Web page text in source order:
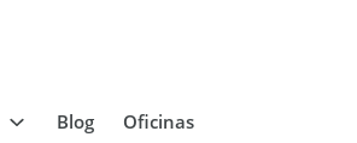
Blog Oficinas